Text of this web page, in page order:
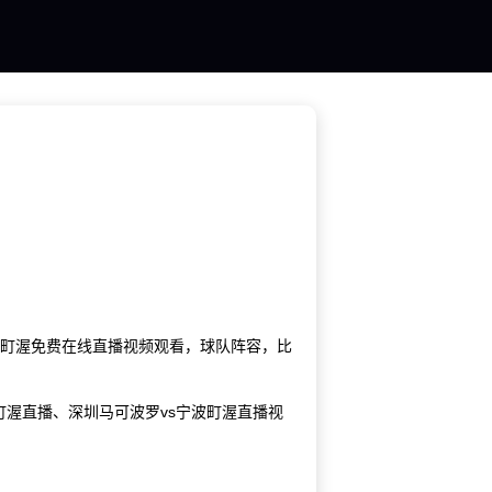
渥免费在线直播视频观看，球队阵容，比
直播、深圳马可波罗vs宁波町渥直播视